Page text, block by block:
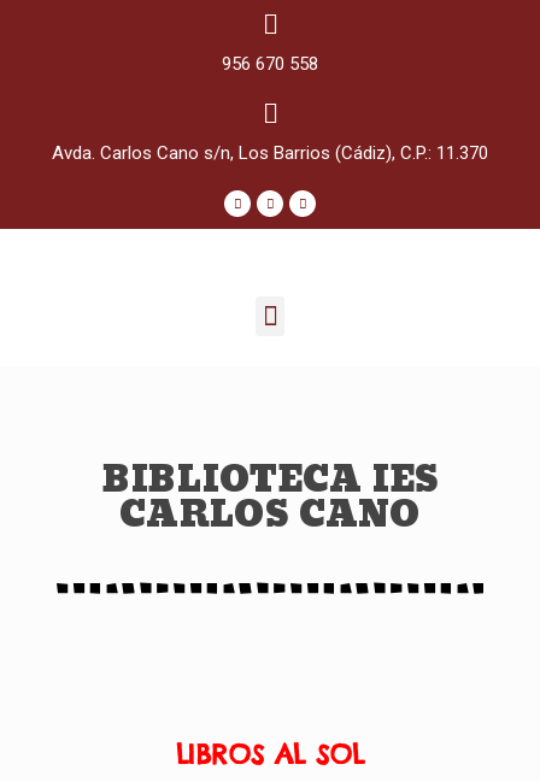
956 670 558
Avda. Carlos Cano s/n, Los Barrios (Cádiz), C.P.: 11.370
BIBLIOTECA IES
CARLOS CANO
LIBROS AL SOL